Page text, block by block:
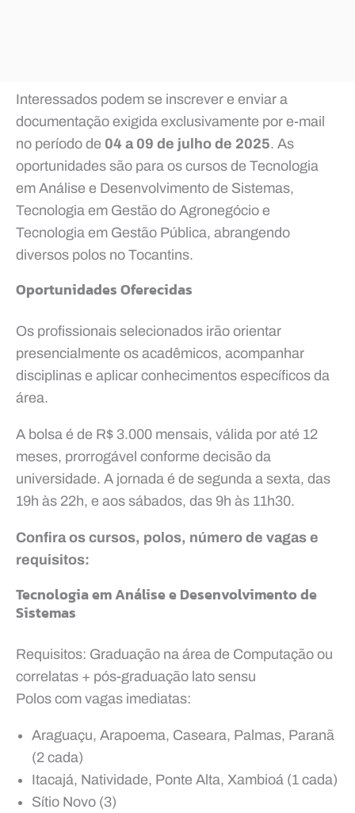
Interessados podem se inscrever e enviar a
documentação exigida exclusivamente por e-mail
no período de 04 a 09 de julho de 2025. As
oportunidades são para os cursos de Tecnologia
em Análise e Desenvolvimento de Sistemas,
Tecnologia em Gestão do Agronegócio e
Tecnologia em Gestão Pública, abrangendo
diversos polos no Tocantins.
Oportunidades Oferecidas
Os profissionais selecionados irão orientar
presencialmente os acadêmicos, acompanhar
disciplinas e aplicar conhecimentos específicos da
área.
A bolsa é de R$ 3.000 mensais, válida por até 12
meses, prorrogável conforme decisão da
universidade. A jornada é de segunda a sexta, das
19h às 22h, e aos sábados, das 9h às 11h30.
Confira os cursos, polos, número de vagas e
requisitos:
Tecnologia em Análise e Desenvolvimento de
Sistemas
Requisitos: Graduação na área de Computação ou
correlatas + pós-graduação lato sensu
Polos com vagas imediatas:
Araguaçu, Arapoema, Caseara, Palmas, Paranã
(2 cada)
Itacajá, Natividade, Ponte Alta, Xambioá (1 cada)
Sítio Novo (3)